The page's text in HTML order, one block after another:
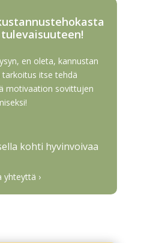
en oleta, kannustan
tarkoitus itse tehdä
motivaation sovittujen
kohti hyvinvoivaa
yhteyttä ›